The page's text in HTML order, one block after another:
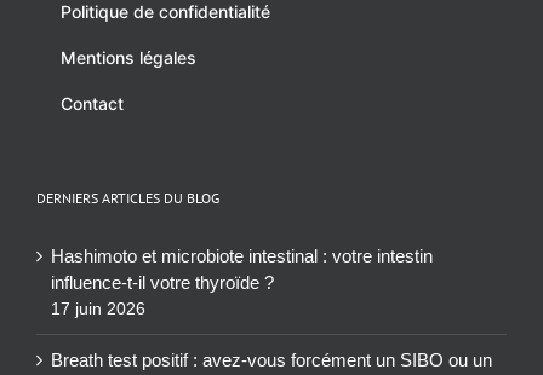
Politique de confidentialité
Mentions légales
Contact
DERNIERS ARTICLES DU BLOG
Hashimoto et microbiote intestinal : votre intestin
influence-t-il votre thyroïde ?
17 juin 2026
Breath test positif : avez-vous forcément un SIBO ou un